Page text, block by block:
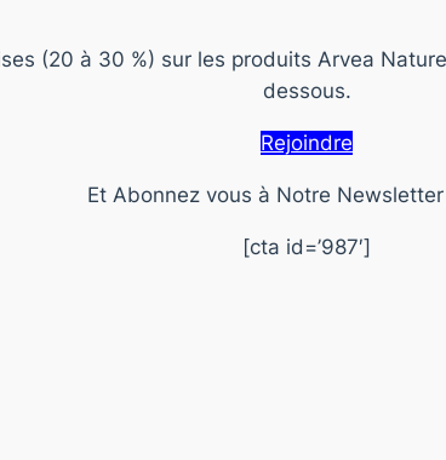
(20 à 30 %) sur les produits Arvea Nature
dessous.
Rejoindre
Et Abonnez vous à Notre
[cta id=’987′]